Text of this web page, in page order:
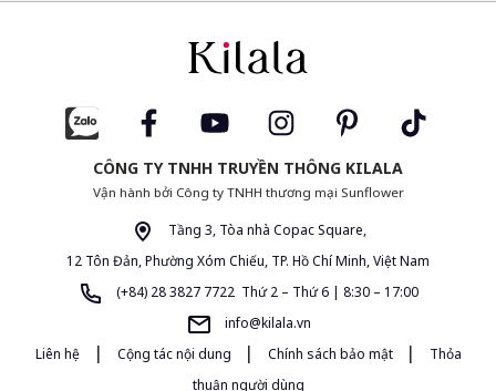
CÔNG TY TNHH TRUYỀN THÔNG KILALA
Vận hành bởi Công ty TNHH thương mại Sunflower
Tầng 3, Tòa nhà Copac Square,
12 Tôn Đản, Phường Xóm Chiếu, TP. Hồ Chí Minh, Việt Nam
(+84) 28 3827 7722 Thứ 2 – Thứ 6 | 8:30 – 17:00
info@kilala.vn
Liên hệ
| Cộng tác nội dung | Chính sách bảo mật |
Thỏa
thuận người dùng